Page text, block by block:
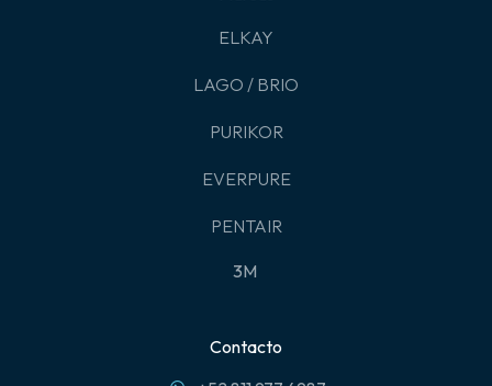
ELKAY
LAGO / BRIO
PURIKOR
EVERPURE
PENTAIR
3M
Contacto